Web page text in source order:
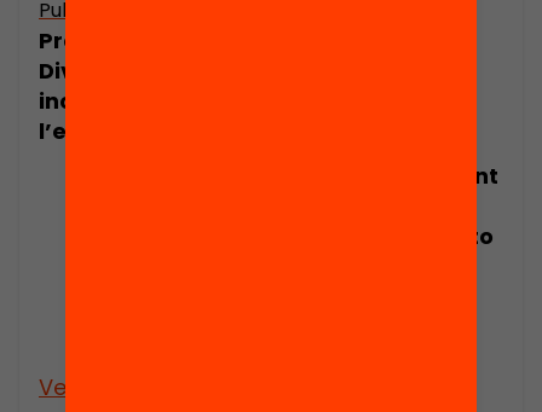
Publicació
Presentació:
Diversificació i
inclusió a
l’escola:
Veure’n més
Does permanent
teachers help to